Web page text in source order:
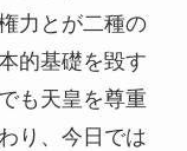
力とが二種の
的基礎を毀す
も天皇を尊重
り、今日では